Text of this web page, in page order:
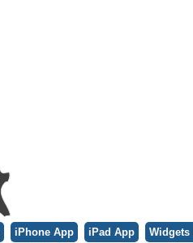
iPhone App iPad App